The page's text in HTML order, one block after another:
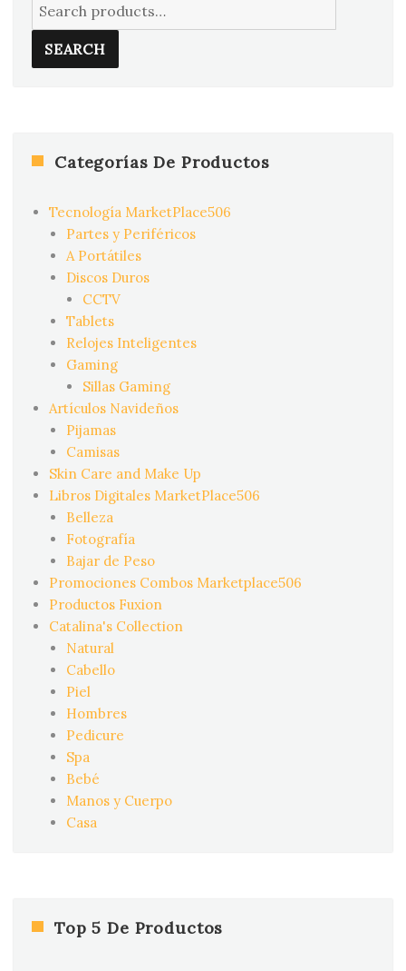
SEARCH
Categorías De Productos
Tecnología MarketPlace506
Partes y Periféricos
A Portátiles
Discos Duros
CCTV
Tablets
Relojes Inteligentes
Gaming
Sillas Gaming
Artículos Navideños
Pijamas
Camisas
Skin Care and Make Up
Libros Digitales MarketPlace506
Belleza
Fotografía
Bajar de Peso
Promociones Combos Marketplace506
Productos Fuxion
Catalina's Collection
Natural
Cabello
Piel
Hombres
Pedicure
Spa
Bebé
Manos y Cuerpo
Casa
Top 5 De Productos